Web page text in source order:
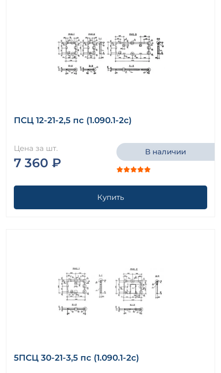
ПСЦ 12-21-2,5 пс (1.090.1-2с)
Цена за шт.
7 360 ₽
В наличии
Купить
5ПСЦ 30-21-3,5 пс (1.090.1-2с)